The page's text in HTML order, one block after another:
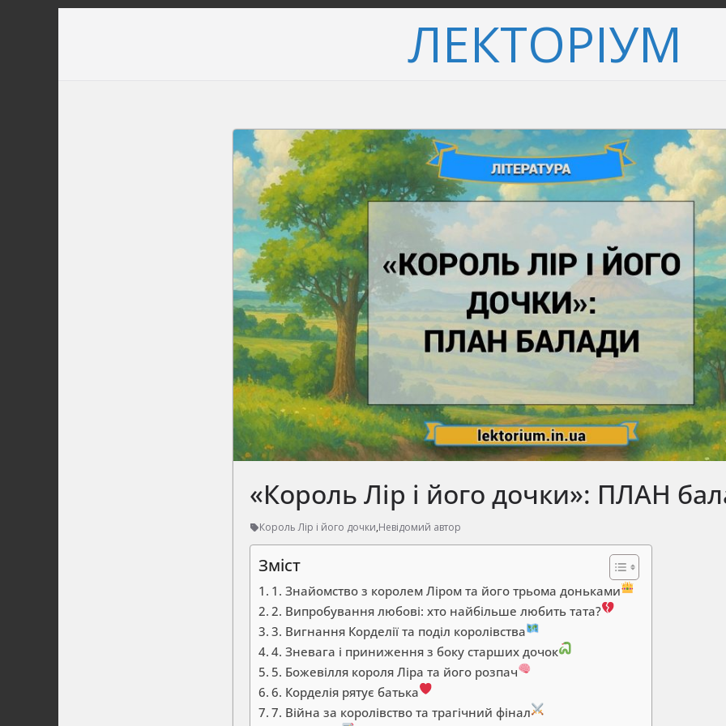
ЛЕКТОРІУМ
«Король Лір і його дочки»: ПЛАН
Король Лір і його дочки,Невідомий автор
Зміст
1. Знайомство з королем Ліром та його трьома доньками
2. Випробування любові: хто найбільше любить тата?
3. Вигнання Корделії та поділ королівства
4. Зневага і приниження з боку старших дочок
5. Божевілля короля Ліра та його розпач
6. Корделія рятує батька
7. Війна за королівство та трагічний фінал